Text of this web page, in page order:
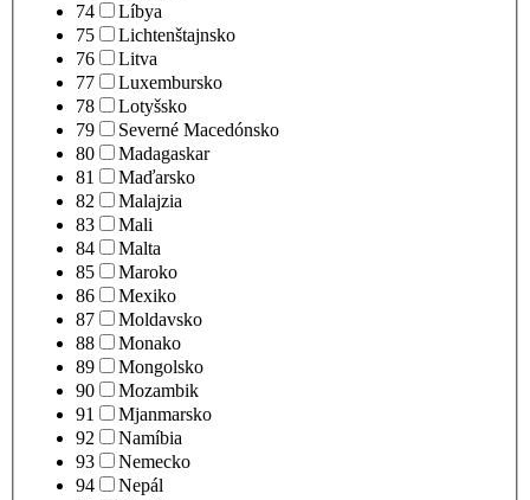
74
Líbya
75
Lichtenštajnsko
76
Litva
77
Luxembursko
78
Lotyšsko
79
Severné Macedónsko
80
Madagaskar
81
Maďarsko
82
Malajzia
83
Mali
84
Malta
85
Maroko
86
Mexiko
87
Moldavsko
88
Monako
89
Mongolsko
90
Mozambik
91
Mjanmarsko
92
Namíbia
93
Nemecko
94
Nepál